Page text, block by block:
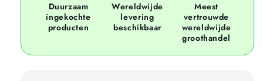
Duurzaam
ingekochte
producten
Wereldwijde
levering
beschikbaar
Meest
vertrouwde
wereldwijde
groothandel